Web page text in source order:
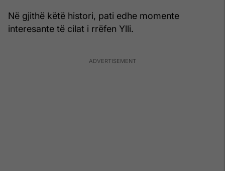
Në gjithë këtë histori, pati edhe momente
interesante të cilat i rrëfen Ylli.